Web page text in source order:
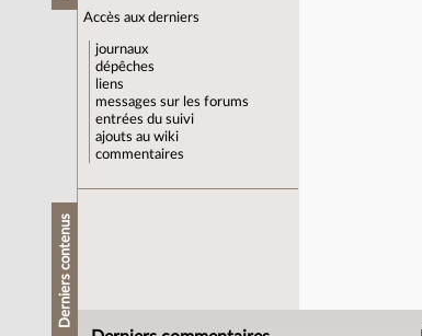
Accès aux derniers
journaux
dépêches
liens
messages sur les forums
entrées du suivi
ajouts au wiki
commentaires
Derniers contenus